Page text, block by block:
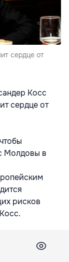
сердце от
Косс
сердце от
Молдовы в
рисков
немецких
в